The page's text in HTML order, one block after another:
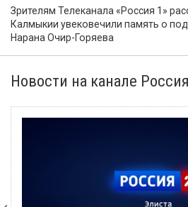
Зрителям Телеканала «Россия 1»
Калмыкии увековечили память о
Нарана Очир-Горяева
Новости на канале